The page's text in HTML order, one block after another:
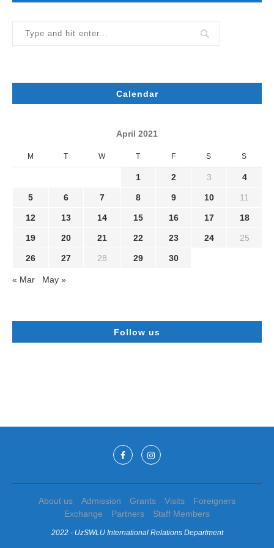
Calendar
April 2021
M T W T F S S
1 2 3 4
5 6 7 8 9 10 11
12 13 14 15 16 17 18
19 20 21 22 23 24 25
26 27 28 29 30
« Mar May »
Follow us
About us Admission Grants Visits
Foreigners
Exchange
Partners Staff Members
2022 - UzSWLU International Relations Department